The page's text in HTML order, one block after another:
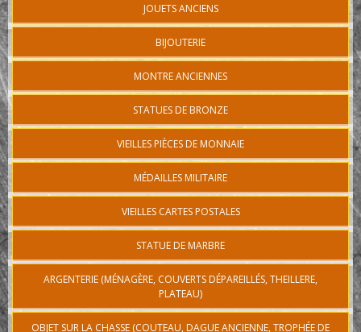
JOUETS ANCIENS
BIJOUTERIE
MONTRE ANCIENNES
STATUES DE BRONZE
VIEILLES PIÈCES DE MONNAIE
MÉDAILLES MILITAIRE
VIEILLES CARTES POSTALES
STATUE DE MARBRE
ARGENTERIE (MÉNAGÈRE, COUVERTS DÉPAREILLÉS, THEILLERE,
PLATEAU)
OBJET SUR LA CHASSE (COUTEAU, DAGUE ANCIENNE, TROPHÉE DE